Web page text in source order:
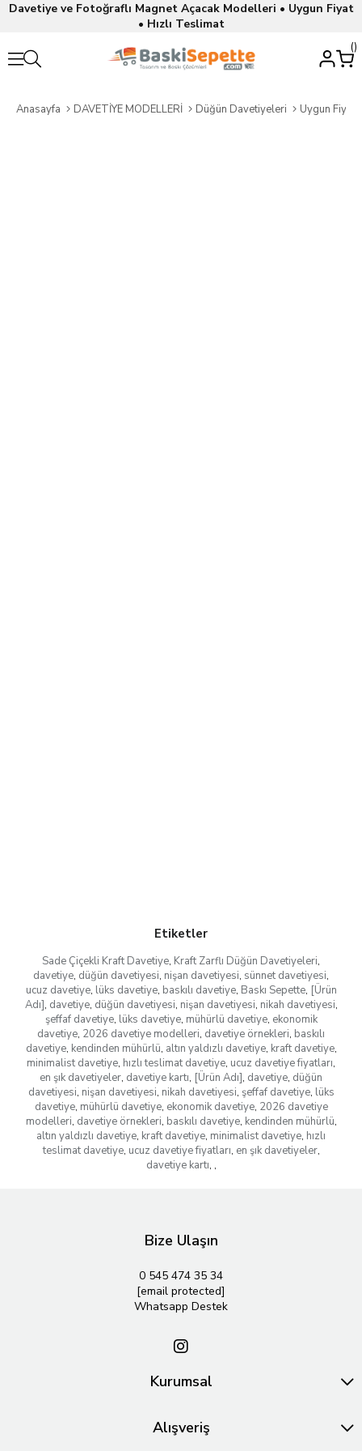
Davetiye ve Fotoğraflı Magnet Açacak Modelleri • Uygun Fiyat
• Hızlı Teslimat
Anasayfa DAVETİYE MODELLERİ Düğün Davetiyeleri Uygun
Etiketler
Sade Çiçekli Kraft Davetiye, Kraft Zarflı Düğün Davetiyeleri,
davetiye, düğün davetiyesi, nişan davetiyesi, sünnet davetiyesi,
ucuz davetiye, lüks davetiye, baskılı davetiye, Baskı Sepette, [Ürün
Adı], davetiye, düğün davetiyesi, nişan davetiyesi, nikah davetiyesi,
şeffaf davetiye, lüks davetiye, mühürlü davetiye, ekonomik
davetiye, 2026 davetiye modelleri, davetiye örnekleri, baskılı
davetiye, kendinden mühürlü, altın yaldızlı davetiye, kraft davetiye,
minimalist davetiye, hızlı teslimat davetiye, ucuz davetiye fiyatları,
en şık davetiyeler, davetiye kartı, [Ürün Adı], davetiye, düğün
davetiyesi, nişan davetiyesi, nikah davetiyesi, şeffaf davetiye, lüks
davetiye, mühürlü davetiye, ekonomik davetiye, 2026 davetiye
modelleri, davetiye örnekleri, baskılı davetiye, kendinden mühürlü,
altın yaldızlı davetiye, kraft davetiye, minimalist davetiye, hızlı
teslimat davetiye, ucuz davetiye fiyatları, en şık davetiyeler,
davetiye kartı, ,
Bize Ulaşın
0 545 474 35 34
[email protected]
Whatsapp Destek
Kurumsal
Alışveriş